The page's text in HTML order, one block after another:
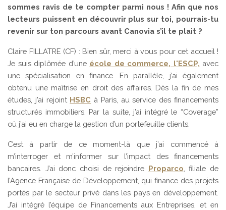
sommes ravis de te compter parmi nous ! Afin que nos
lecteurs puissent en découvrir plus sur toi, pourrais-tu
revenir sur ton parcours avant Canovia s’il te plait ?
Claire FILLATRE (CF) : Bien sûr, merci à vous pour cet accueil !
Je suis diplômée d’une école de commerce, l'ESCP, avec
une spécialisation en finance. En parallèle, j’ai également
obtenu une maîtrise en droit des affaires. Dès la fin de mes
études, j’ai rejoint HSBC à Paris, au service des financements
structurés immobiliers. Par la suite, j’ai intégré le “Coverage”
où j’ai eu en charge la gestion d’un portefeuille clients.
C’est à partir de ce moment-là que j’ai commencé à
m’interroger et m’informer sur l’impact des financements
bancaires. J’ai donc choisi de rejoindre Proparco , filiale de
l’Agence Française de Développement, qui finance des projets
portés par le secteur privé dans les pays en développement.
J’ai intégré l’équipe de Financements aux Entreprises, et en